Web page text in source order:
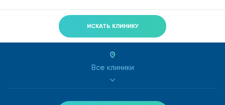
ИСКАТЬ КЛИНИКУ
Все клиники